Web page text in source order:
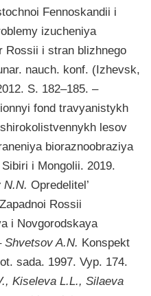
Fennoskandii i
izucheniya
Rossii i stran blizhnego
nauch. konf. (Izhevsk,
S. 182–185. –
fond travyanistykh
lesov
bioraznoobraziya
i Mongolii. 2019.
N.N. Opredelitel’
Rossii
i Novgorodskaya
Shvetsov A.N. Konspekt
sada. 1997. Vyp. 174.
Kiseleva L.L., Silaeva